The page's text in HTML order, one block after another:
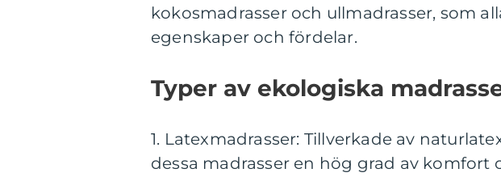
kokosmadrasser och ullmadrasser, som
egenskaper och fördelar.
Typer av ekologiska
1. Latexmadrasser: Tillverkade av
dessa madrasser en hög grad av komfort